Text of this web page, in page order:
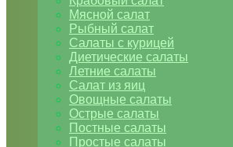
Мясной салат
Рыбный салат
Салаты с курицей
Диетические салаты
Летние салаты
Салат из яиц
Овощные салаты
Острые салаты
Постные салаты
Простые салаты